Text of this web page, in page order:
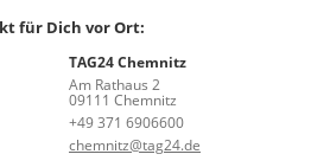
für Dich vor Ort:
TAG24 Chemnitz
Am Rathaus 2
09111 Chemnitz
+49 371 6906600
chemnitz@tag24.de